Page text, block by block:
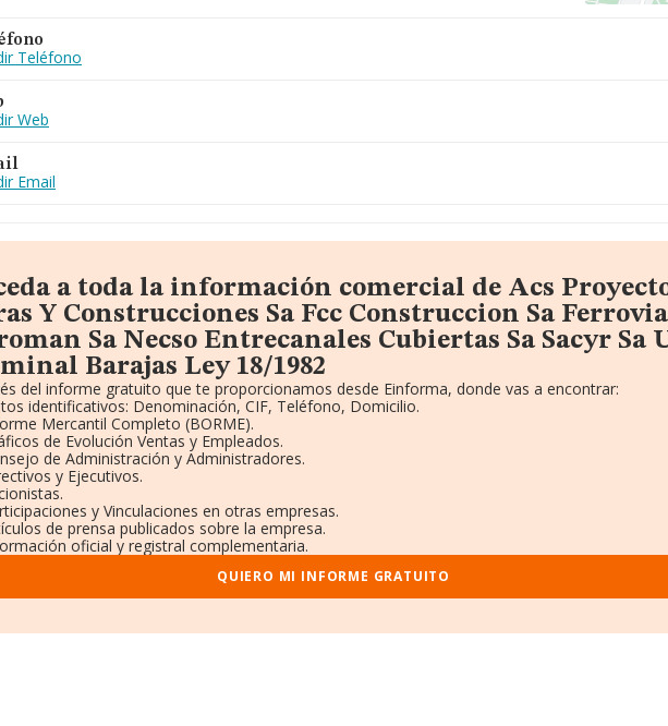
Teléfono
Web
Email
a toda la información comercial de Acs
Y Construcciones Sa Fcc Construccion Sa
Sa Necso Entrecanales Cubiertas Sa Sacyr Sa
Barajas Ley 18/1982
del informe gratuito que te proporcionamos desde Einforma, donde vas a encontrar:
identificativos: Denominación, CIF, Teléfono, Domicilio.
Mercantil Completo (BORME).
de Evolución Ventas y Empleados.
de Administración y Administradores.
y Ejecutivos.
y Vinculaciones en otras empresas.
de prensa publicados sobre la empresa.
oficial y registral complementaria.
QUIERO MI INFORME GRATUITO